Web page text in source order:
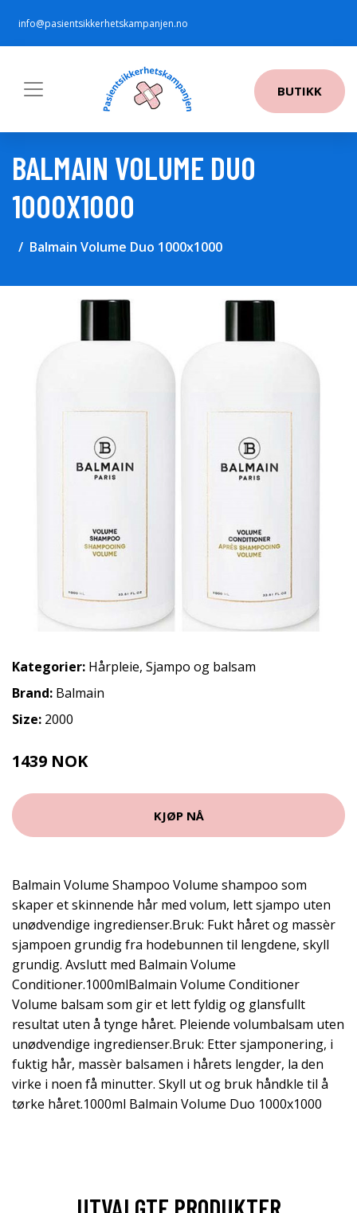
info@pasientsikkerhetskampanjen.no
BUTIKK
BALMAIN VOLUME DUO
1000X1000
Balmain Volume Duo 1000x1000
Kategorier: Hårpleie, Sjampo og balsam
Brand: Balmain
Size: 2000
1439 NOK
KJØP NÅ
Balmain Volume Shampoo Volume shampoo som
skaper et skinnende hår med volum, lett sjampo uten
unødvendige ingredienser.Bruk: Fukt håret og massèr
sjampoen grundig fra hodebunnen til lengdene, skyll
grundig. Avslutt med Balmain Volume
Conditioner.1000mlBalmain Volume Conditioner
Volume balsam som gir et lett fyldig og glansfullt
resultat uten å tynge håret. Pleiende volumbalsam uten
unødvendige ingredienser.Bruk: Etter sjamponering, i
fuktig hår, massèr balsamen i hårets lengder, la den
virke i noen få minutter. Skyll ut og bruk håndkle til å
tørke håret.1000ml Balmain Volume Duo 1000x1000